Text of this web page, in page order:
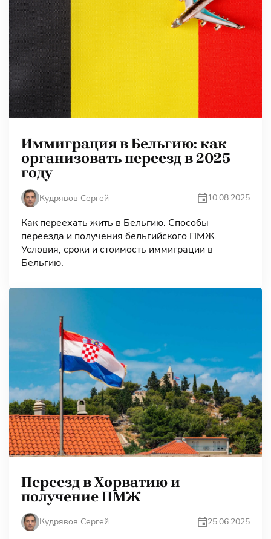
Иммиграция в Бельгию: как
организовать переезд в 2025
году
Кудрявов Сергей 10.08.2025
Как переехать жить в Бельгию. Способы
переезда и получения бельгийского ПМЖ.
Условия, сроки и стоимость иммиграции в
Бельгию.
Переезд в Хорватию и
получение ПМЖ
Кудрявов Сергей 25.06.2025